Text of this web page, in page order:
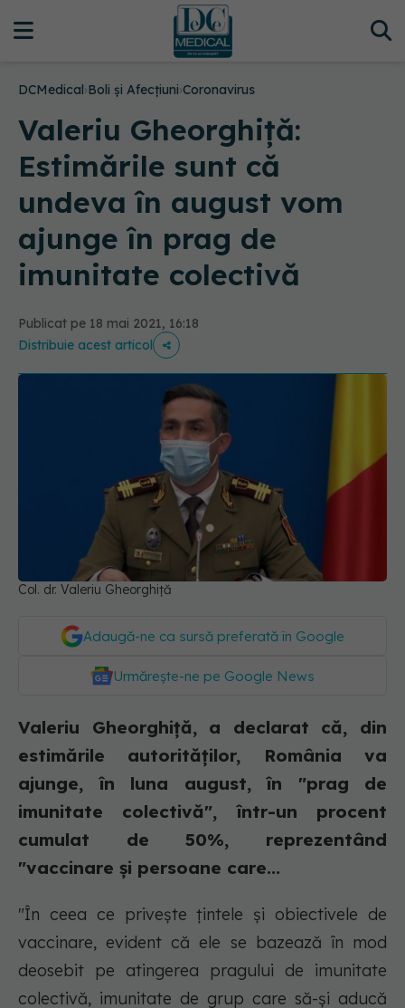
DCMedical›Boli și Afecțiuni›Coronavirus
Valeriu Gheorghiţă:
Estimările sunt că
undeva în august vom
ajunge în prag de
imunitate colectivă
Publicat pe 18 mai 2021, 16:18
Distribuie acest articol
Col. dr. Valeriu Gheorghiță
Adaugă-ne ca sursă preferată în Google
Urmărește-ne pe Google News
Valeriu Gheorghiţă, a declarat că, din
estimările autorităţilor, România va
ajunge, în luna august, în "prag de
imunitate colectivă", într-un procent
cumulat de 50%, reprezentând
"vaccinare şi persoane care...
"În ceea ce priveşte ţintele şi obiectivele de
vaccinare, evident că ele se bazează în mod
deosebit pe atingerea pragului de imunitate
colectivă, imunitate de grup care să-şi aducă